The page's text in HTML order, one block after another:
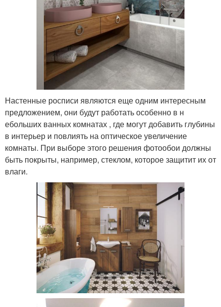
Настенные росписи являются еще одним интересным
предложением, они будут работать особенно в н
ебольших ванных комнатах , где могут добавить глубины
в интерьер и повлиять на оптическое увеличение
комнаты. При выборе этого решения фотообои должны
быть покрыты, например, стеклом, которое защитит их от
влаги.